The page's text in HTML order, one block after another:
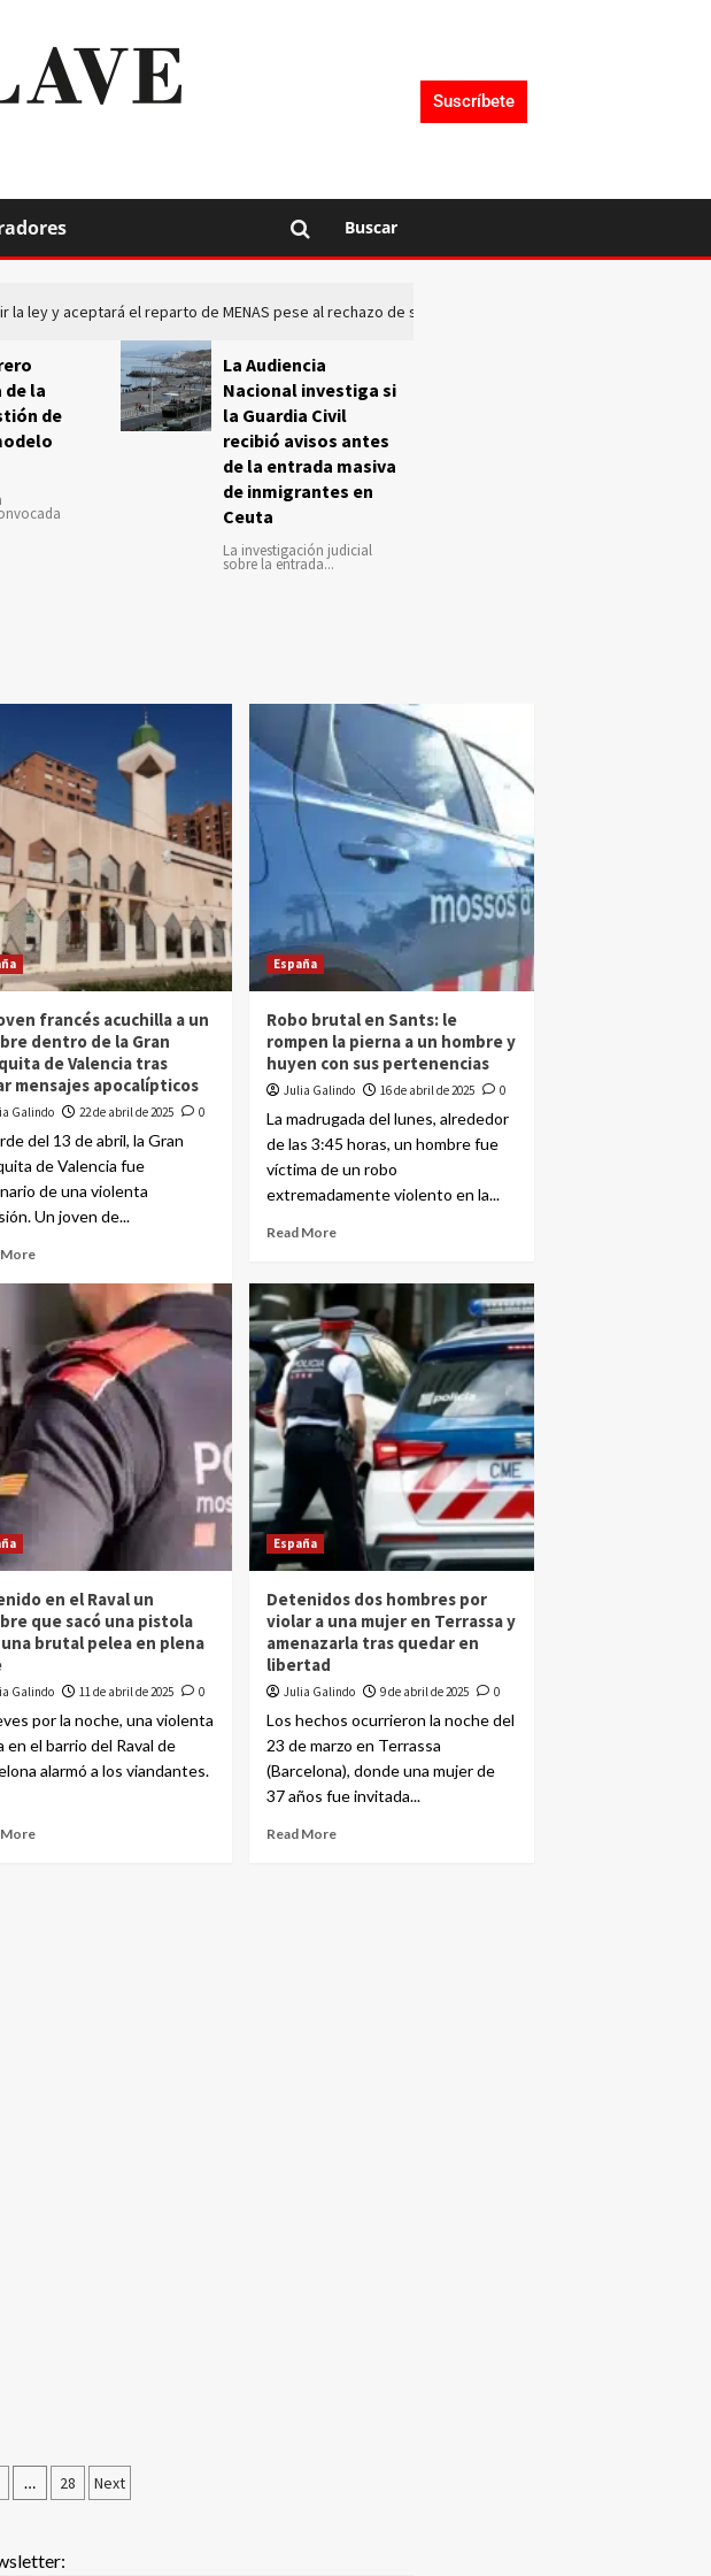
Suscríbete
Buscar
la ley y aceptará el reparto de MENAS pese al rechazo de sus comunidades
de la
de
La Audiencia
Nacional investiga si
la Guardia Civil
recibió avisos antes
de la entrada masiva
de inmigrantes en
Ceuta
La investigación judicial
sobre la entrada...
francés acuchilla a un
dentro de la Gran
de Valencia tras
mensajes apocalípticos
Galindo 22 de abril de 2025 0
del 13 de abril, la Gran
de Valencia fue
de una violenta
Un joven de...
More
España
Robo brutal en Sants: le
rompen la pierna a un hombre y
huyen con sus pertenencias
Julia Galindo 16 de abril de 2025 0
La madrugada del lunes, alrededor
de las 3:45 horas, un hombre fue
víctima de un robo
extremadamente violento en la...
Read More
en el Raval un
que sacó una pistola
brutal pelea en plena
Galindo 11 de abril de 2025 0
por la noche, una violenta
en el barrio del Raval de
alarmó a los viandantes.
More
España
Detenidos dos hombres por
violar a una mujer en Terrassa y
amenazarla tras quedar en
libertad
Julia Galindo 9 de abril de 2025 0
Los hechos ocurrieron la noche del
23 de marzo en Terrassa
(Barcelona), donde una mujer de
37 años fue invitada...
Read More
… 28 Next